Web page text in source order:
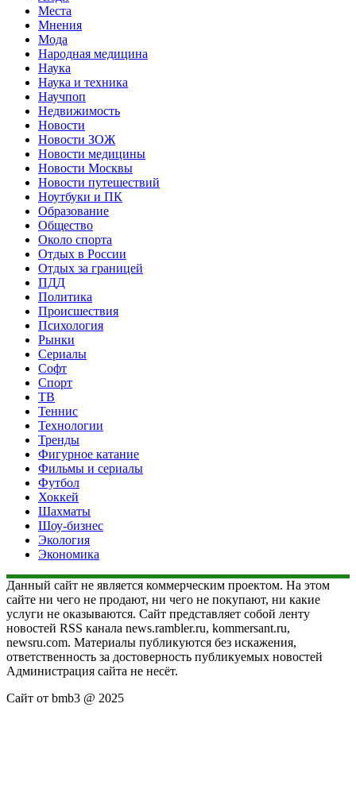
Места
Мнения
Мода
Народная медицина
Наука
Наука и техника
Научпоп
Недвижимость
Новости
Новости ЗОЖ
Новости медицины
Новости Москвы
Новости путешествий
Ноутбуки и ПК
Образование
Общество
Около спорта
Отдых в России
Отдых за границей
ПДД
Политика
Происшествия
Психология
Рынки
Сериалы
Софт
Спорт
ТВ
Теннис
Технологии
Тренды
Фигурное катание
Фильмы и сериалы
Футбол
Хоккей
Шахматы
Шоу-бизнес
Экология
Экономика
Данный сайт не является коммерческим проектом. На этом
сайте ни чего не продают, ни чего не покупают, ни какие
услуги не оказываются. Сайт представляет собой ленту
новостей RSS канала news.rambler.ru, kommersant.ru,
newsru.com. Материалы публикуются без искажения,
ответственность за достоверность публикуемых новостей
Администрация сайта не несёт.
Сайт от bmb3 @ 2025